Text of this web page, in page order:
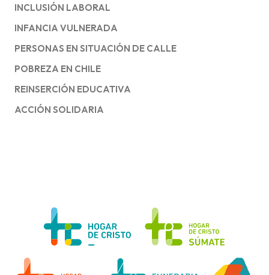
INCLUSIÓN LABORAL
INFANCIA VULNERADA
PERSONAS EN SITUACIÓN DE CALLE
POBREZA EN CHILE
REINSERCIÓN EDUCATIVA
ACCIÓN SOLIDARIA